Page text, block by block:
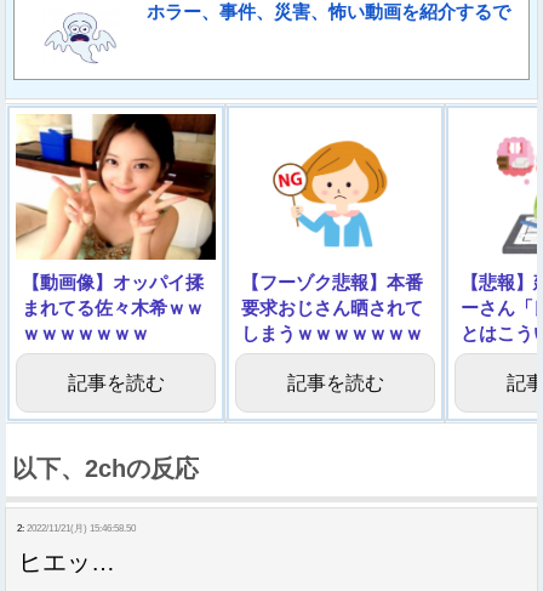
ホラー、事件、災害、怖い動画を紹介するで
【動画像】オッパイ揉
まれてる佐々木希ｗｗ
ｗｗｗｗｗｗｗ
記事を読む
【フーゾク悲報】本番
要求おじさん晒されて
しまうｗｗｗｗｗｗｗ
ｗｗｗ
記事を読む
【悲報
ーさん「
とはこ
画像
記
以下、2chの反応
2: 2022/11/21(月) 15:46:58.50
ヒエッ…